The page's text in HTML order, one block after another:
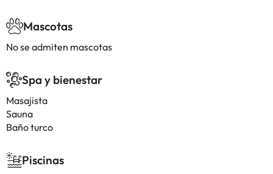
Mascotas
No se admiten mascotas
Spa y bienestar
Masajista
Sauna
Baño turco
Piscinas